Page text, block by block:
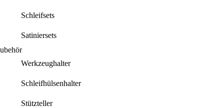
Schleifsets
Satiniersets
Werkzeughalter
Schleifhülsenhalter
Stützteller